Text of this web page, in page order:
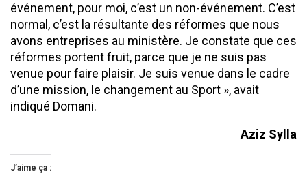
événement, pour moi, c’est un non-événement. C’est
normal, c’est la résultante des réformes que nous
avons entreprises au ministère. Je constate que ces
réformes portent fruit, parce que je ne suis pas
venue pour faire plaisir. Je suis venue dans le cadre
d’une mission, le changement au Sport », avait
indiqué Domani.
Aziz Sylla
J’aime ça :